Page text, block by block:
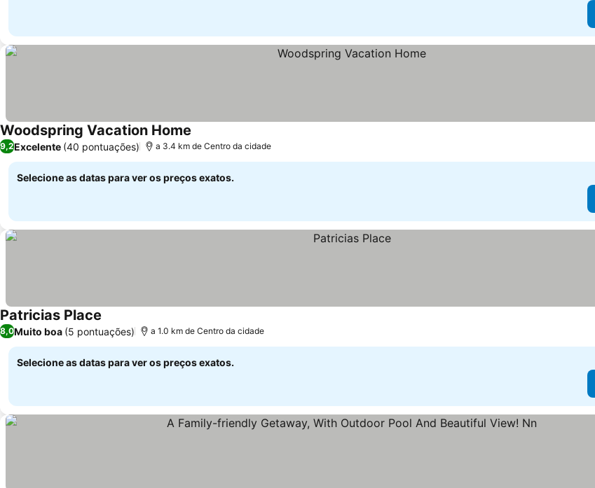
Woodspring Vacation Home
9,2Excelente (40 pontuações) a 3.4 km de Centro da cidade
Selecione as datas para ver os preços exatos.
Patricias Place Ver preços
8,0Muito boa (5 pontuações) a 1.0 km de Centro da cidade
Selecione as datas para ver os preços exatos.